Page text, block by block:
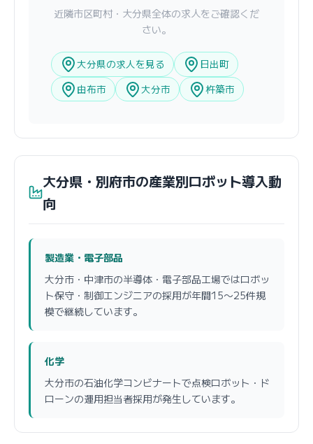
近隣市区町村・大分県全体の求人をご確認くだ
さい。
大分県の求人を見る
日出町
由布市
大分市 杵築市
大分県・別府市の産業別ロボット導入動
向
製造業・電子部品
大分市・中津市の半導体・電子部品工場ではロボッ
ト保守・制御エンジニアの採用が年間15〜25件規
模で継続しています。
化学
大分市の石油化学コンビナートで点検ロボット・ド
ローンの運用担当者採用が発生しています。